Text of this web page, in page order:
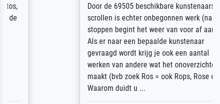
Door de 69505 beschikbare kunstenaars
scrollen is echter onbegonnen werk (na
stoppen begint het weer van voor af aan).
Als er naar een bepaalde kunstenaar
gevraagd wordt krijg je ook een aantal
werken van andere wat het onoverzichtelijk
maakt (bvb zoek Ros = ook Rops, Rose etc).
Waarom duidt u ...